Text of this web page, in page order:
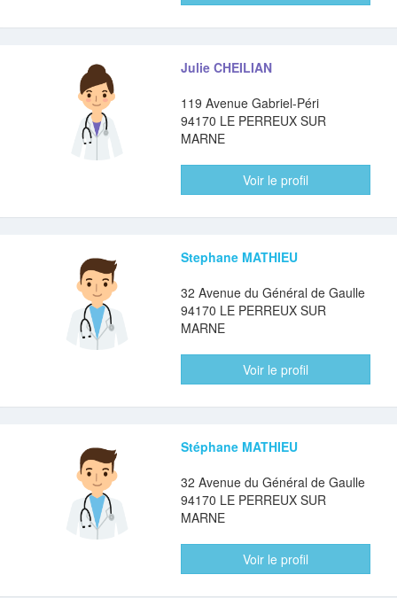
Julie CHEILIAN
119 Avenue Gabriel-Péri
94170 LE PERREUX SUR
MARNE
Voir le profil
Stephane MATHIEU
32 Avenue du Général de Gaulle
94170 LE PERREUX SUR
MARNE
Voir le profil
Stéphane MATHIEU
32 Avenue du Général de Gaulle
94170 LE PERREUX SUR
MARNE
Voir le profil